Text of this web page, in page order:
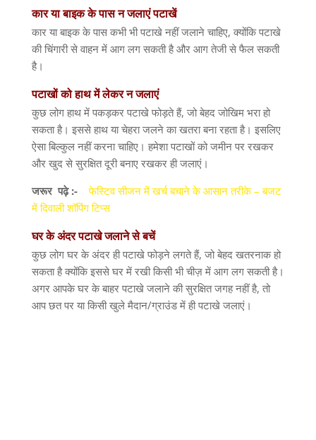
कारयाबाइककेपासनजलाएंपटाखें
कार या बाइक के पास कभी भी पटाखे नहीं जलाने चाहिए, क्योंकि पटाखे
की चिंगारी से वाहन में आग लग सकती है और आग तेजी से फैल सकती
है।
पटाखोंकोहाथमेंलेकरनजलाएं
कुछ लोग हाथ में पकड़कर पटाखे फोड़ते हैं, जो बेहद जोखिम भरा हो
सकता है। इससे हाथ या चेहरा जलने का खतरा बना रहता है। इसलिए
ऐसा बिल्कुल नहीं करना चाहिए। हमेशा पटाखों को जमीन पर रखकर
और खुद से सुरक्षित दूरी बनाए रखकर ही जलाएं।
जरूर पढ़े:-
फेस्टिव सीजन में खर्च बचाने के आसान तरीके – बजट
में दिवाली शॉपिंग टिप्स
घरकेअंदरपटाखेजलानेसेबचें
कुछ लोग घर के अंदर ही पटाखे फोड़ने लगते हैं, जो बेहद खतरनाक हो
सकता है क्योंकि इससे घर में रखी किसी भी चीज़ में आग लग सकती है।
अगर आपके घर के बाहर पटाखे जलाने की सुरक्षित जगह नहीं है, तो
आप छत पर या किसी खुले मैदान/ग्राउंड में ही पटाखे जलाएं।